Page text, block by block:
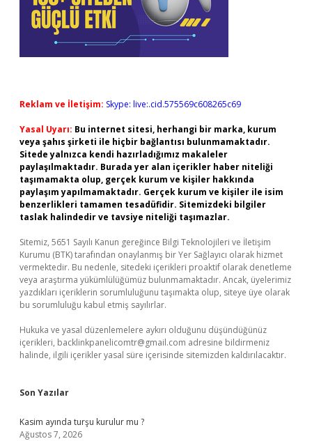
Reklam ve İletişim: Skype: live:.cid.575569c608265c69
Yasal Uyarı: Bu internet sitesi, herhangi bir marka, kurum
veya şahıs şirketi ile hiçbir bağlantısı bulunmamaktadır.
Sitede yalnızca kendi hazırladığımız makaleler
paylaşılmaktadır. Burada yer alan içerikler haber niteliği
taşımamakta olup, gerçek kurum ve kişiler hakkında
paylaşım yapılmamaktadır. Gerçek kurum ve kişiler ile isim
benzerlikleri tamamen tesadüfidir. Sitemizdeki bilgiler
taslak halindedir ve tavsiye niteliği taşımazlar.
Sitemiz, 5651 Sayılı Kanun gereğince Bilgi Teknolojileri ve İletişim
Kurumu (BTK) tarafından onaylanmış bir Yer Sağlayıcı olarak hizmet
vermektedir. Bu nedenle, sitedeki içerikleri proaktif olarak denetleme
veya araştırma yükümlülüğümüz bulunmamaktadır. Ancak, üyelerimiz
yazdıkları içeriklerin sorumluluğunu taşımakta olup, siteye üye olarak
bu sorumluluğu kabul etmiş sayılırlar.
Hukuka ve yasal düzenlemelere aykırı olduğunu düşündüğünüz
içerikleri, backlinkpanelicomtr@gmail.com adresine bildirmeniz
halinde, ilgili içerikler yasal süre içerisinde sitemizden kaldırılacaktır.
Son Yazılar
Kasim ayında turşu kurulur mu ?
Ağustos 7, 2026